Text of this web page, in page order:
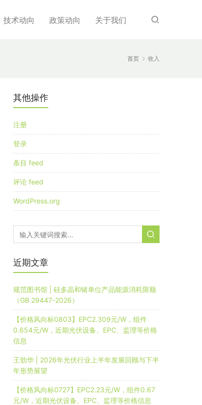
技术动向 政策动向 关于我们
首页 收入
其他操作
注册
登录
条目 feed
评论 feed
WordPress.org
近期文章
规范图书馆 | 硅多晶和锗单位产品能源消耗限额
（GB 29447-2026）
【价格风向标0803】EPC2.309元/W，组件
0.654元/W，近期光伏设备、EPC、监理等价格
信息
王勃华 | 2026年光伏行业上半年发展回顾与下半
年形势展望
【价格风向标0727】EPC2.23元/W，组件0.67
元/W，近期光伏设备、EPC、监理等价格信息